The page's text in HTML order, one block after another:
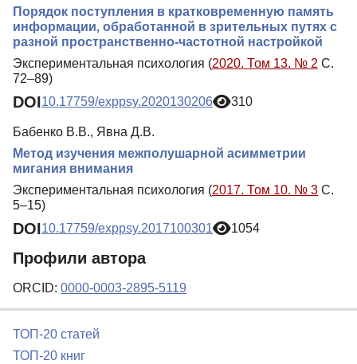
Порядок поступления в кратковременную память
информации, обработанной в зрительных путях с
разной пространственно-частотной настройкой
Экспериментальная психология (2020. Том 13. № 2 С.
72–89)
DOI10.17759/exppsy.2020130206 310
Бабенко В.В., Явна Д.В.
Метод изучения межполушарной асимметрии
мигания внимания
Экспериментальная психология (2017. Том 10. № 3 С.
5–15)
DOI10.17759/exppsy.2017100301 1054
Профили автора
ORCID: 0000-0003-2895-5119
ТОП-20 статей
ТОП-20 книг